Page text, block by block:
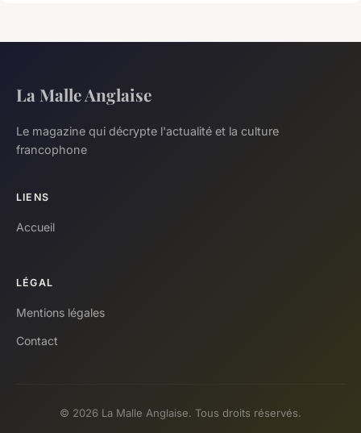
La Malle Anglaise
Le magazine qui décrypte l'actualité et la culture
francophone
LIENS
Accueil
LÉGAL
Mentions légales
Contact
© 2026 La Malle Anglaise. Tous droits réservés.